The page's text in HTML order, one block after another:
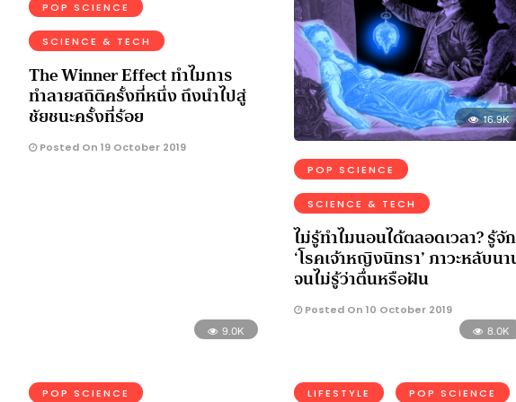
POP SCIENCE
SCIENCE & TECH
The Winner Effect ทำไมการ
ทำลายสถิติครั้งที่หนึ่ง ถึงนำไปสู่
ชัยชนะครั้งที่ร้อย
Posted On 19 October 2019
16.9K
POP SCIENCE
SCIENCE & TECH
ไม่รู้ทำไมนอนได้ตลอดเวลา? รู้จัก
‘โรคเจ้าหญิงนิทรา’ ภาวะหลับน
จนไม่รู้ว่าตื่นหรือฝัน
Posted On 10 October 2019
9.0K
POP SCIENCE
8.0K
LIFESTYLE POP SCIENCE